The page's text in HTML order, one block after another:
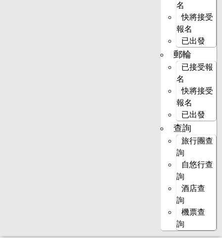
名
快將接受
報名
已出發
郵輪
已接受報
名
快將接受
報名
已出發
查詢
旅行團查
詢
自悠行查
詢
酒店查
詢
機票查
詢